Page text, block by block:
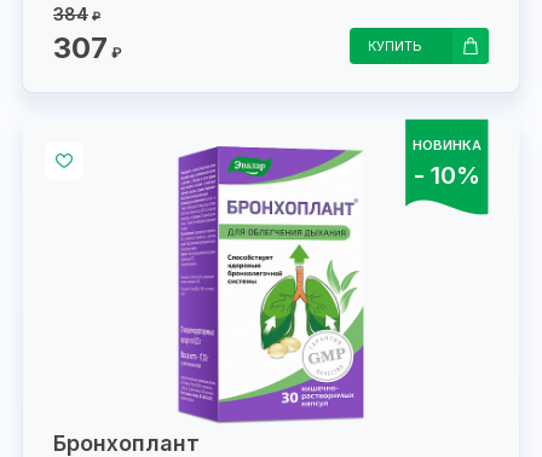
384 ₽
307 ₽ КУПИТЬ
НОВИНКА
- 10%
Бронхоплант